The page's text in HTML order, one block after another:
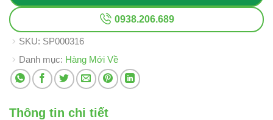
0938.206.689
SKU: SP000316
Danh mục: Hàng Mới Về
Thông tin chi tiết